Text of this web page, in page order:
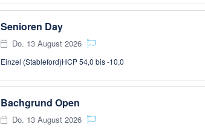
Senioren Day
Do. 13 August 2026
Einzel (Stableford)HCP 54,0 bis -10,0
Bachgrund Open
Do. 13 August 2026